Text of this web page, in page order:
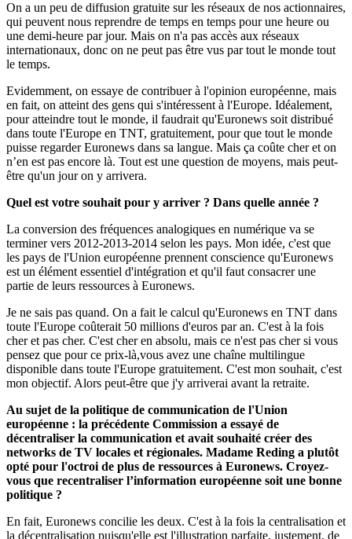
On a un peu de diffusion gratuite sur les réseaux de nos actionnaires,
qui peuvent nous reprendre de temps en temps pour une heure ou
une demi-heure par jour. Mais on n'a pas accès aux réseaux
internationaux, donc on ne peut pas être vus par tout le monde tout
le temps.
Evidemment, on essaye de contribuer à l'opinion européenne, mais
en fait, on atteint des gens qui s'intéressent à l'Europe. Idéalement,
pour atteindre tout le monde, il faudrait qu'Euronews soit distribué
dans toute l'Europe en TNT, gratuitement, pour que tout le monde
puisse regarder Euronews dans sa langue. Mais ça coûte cher et on
n’en est pas encore là. Tout est une question de moyens, mais peut-
être qu'un jour on y arrivera.
Quel est votre souhait pour y arriver ? Dans quelle année ?
La conversion des fréquences analogiques en numérique va se
terminer vers 2012-2013-2014 selon les pays. Mon idée, c'est que
les pays de l'Union européenne prennent conscience qu'Euronews
est un élément essentiel d'intégration et qu'il faut consacrer une
partie de leurs ressources à Euronews.
Je ne sais pas quand. On a fait le calcul qu'Euronews en TNT dans
toute l'Europe coûterait 50 millions d'euros par an. C'est à la fois
cher et pas cher. C'est cher en absolu, mais ce n'est pas cher si vous
pensez que pour ce prix-là,vous avez une chaîne multilingue
disponible dans toute l'Europe gratuitement. C'est mon souhait, c'est
mon objectif. Alors peut-être que j'y arriverai avant la retraite.
Au sujet de la politique de communication de l'Union
européenne : la précédente Commission a essayé de
décentraliser la communication et avait souhaité créer des
networks de TV locales et régionales. Madame Reding a plutôt
opté pour l'octroi de plus de ressources à Euronews. Croyez-
vous que recentraliser l’information européenne soit une bonne
politique ?
En fait, Euronews concilie les deux. C'est à la fois la centralisation et
la décentralisation puisqu'elle est l'illustration parfaite, justement, de